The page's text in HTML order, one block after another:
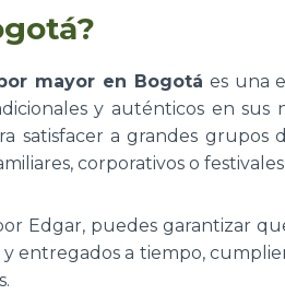
mayor en Bogotá es una
y auténticos en sus
satisfacer a grandes grupos
corporativos o
Edgar, puedes garantizar
y entregados a tiempo,